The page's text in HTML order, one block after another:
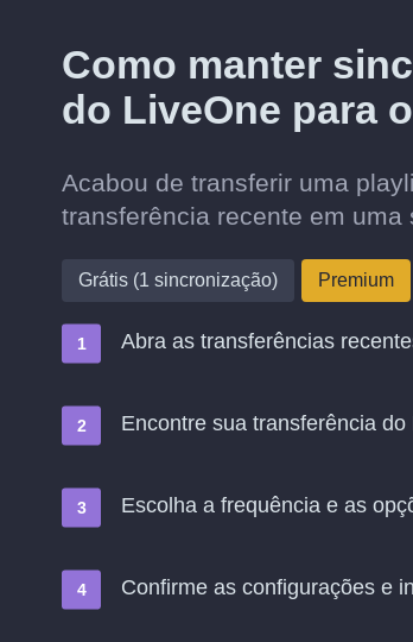
Como manter
do LiveOne para
Acabou de transferir uma
transferência recente em
Grátis (1 sincronização) Premium
Abra as transferências
Encontre sua transferência
Escolha a frequência e as
Confirme as configurações e